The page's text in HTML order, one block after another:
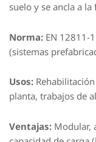
suelo y se ancla a
Norma: EN 12811-
(sistemas
Usos:
planta, trabajos de
Ventajas: Modular,